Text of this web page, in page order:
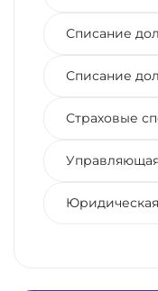
Списание
Списание
Страховые